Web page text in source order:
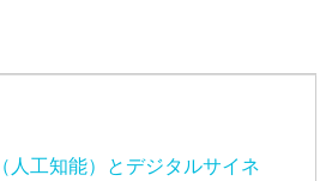
人工知能）とデジタルサイネ